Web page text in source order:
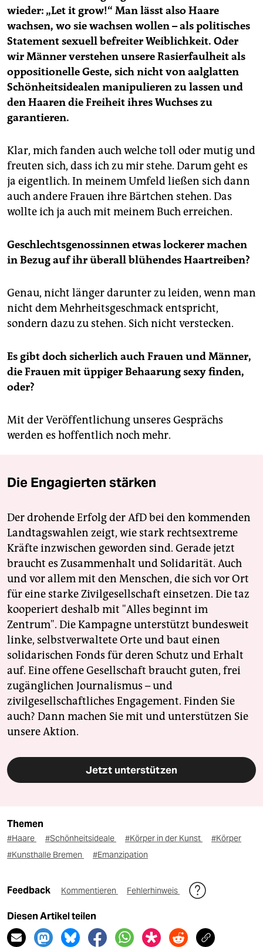
wieder: „Let it grow!“ Man lässt also Haare
wachsen, wo sie wachsen wollen – als politisches
Statement sexuell befreiter Weiblichkeit. Oder
wir Männer verstehen unsere Rasierfaulheit als
oppositionelle Geste, sich nicht von aalglatten
Schönheitsidealen manipulieren zu lassen und
den Haaren die Freiheit ihres Wuchses zu
garantieren.
Klar, mich fanden auch welche toll oder mutig und
freuten sich, dass ich zu mir stehe. Darum geht es
ja eigentlich. In meinem Umfeld ließen sich dann
auch andere Frauen ihre Bärtchen stehen. Das
wollte ich ja auch mit meinem Buch erreichen.
Geschlechtsgenossinnen etwas lockerer machen
in Bezug auf ihr überall blühendes Haartreiben?
Genau, nicht länger darunter zu leiden, wenn man
nicht dem Mehrheitsgeschmack entspricht,
sondern dazu zu stehen. Sich nicht verstecken.
Es gibt doch sicherlich auch Frauen und Männer,
die Frauen mit üppiger Behaarung sexy finden,
oder?
Mit der Veröffentlichung unseres Gesprächs
werden es hoffentlich noch mehr.
Die Engagierten stärken
Der drohende Erfolg der AfD bei den kommenden
Landtagswahlen zeigt, wie stark rechtsextreme
Kräfte inzwischen geworden sind. Gerade jetzt
braucht es Zusammenhalt und Solidarität. Auch
und vor allem mit den Menschen, die sich vor Ort
für eine starke Zivilgesellschaft einsetzen. Die taz
kooperiert deshalb mit "Alles beginnt im
Zentrum". Die Kampagne unterstützt bundesweit
linke, selbstverwaltete Orte und baut einen
solidarischen Fonds für deren Schutz und Erhalt
auf. Eine offene Gesellschaft braucht guten, frei
zugänglichen Journalismus – und
zivilgesellschaftliches Engagement. Finden Sie
auch? Dann machen Sie mit und unterstützen Sie
unsere Aktion.
Jetzt unterstützen
Themen
#Haare #Schönheitsideale #Körper in der Kunst
#Körper
#Kunsthalle Bremen
#Emanzipation
Feedback Kommentieren Fehlerhinweis
Diesen Artikel teilen